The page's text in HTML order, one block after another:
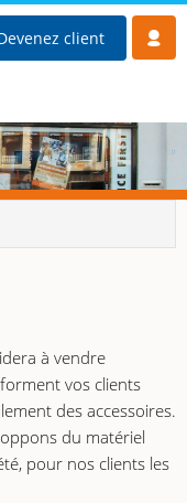
client
à vendre
vos clients
des accessoires.
du matériel
pour nos clients les